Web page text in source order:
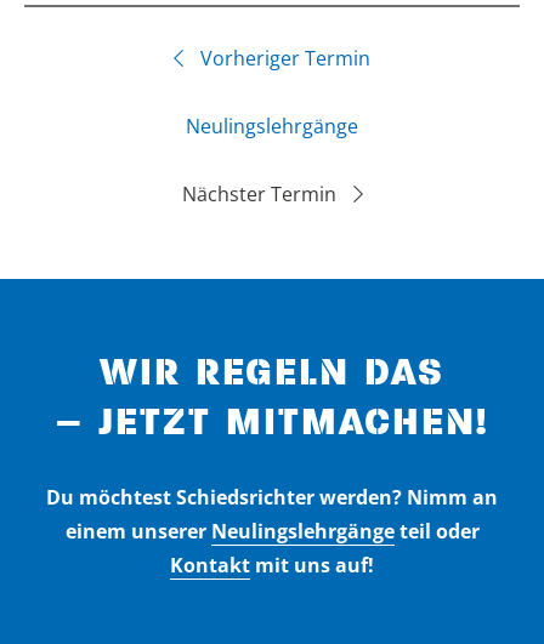
Vorheriger Termin
Neulingslehrgänge
Nächster Termin
WIR REGELN DAS
– JETZT MITMACHEN!
Du möchtest Schiedsrichter werden? Nimm an
einem unserer Neulingslehrgängeteil oder
Kontakt mit uns auf!